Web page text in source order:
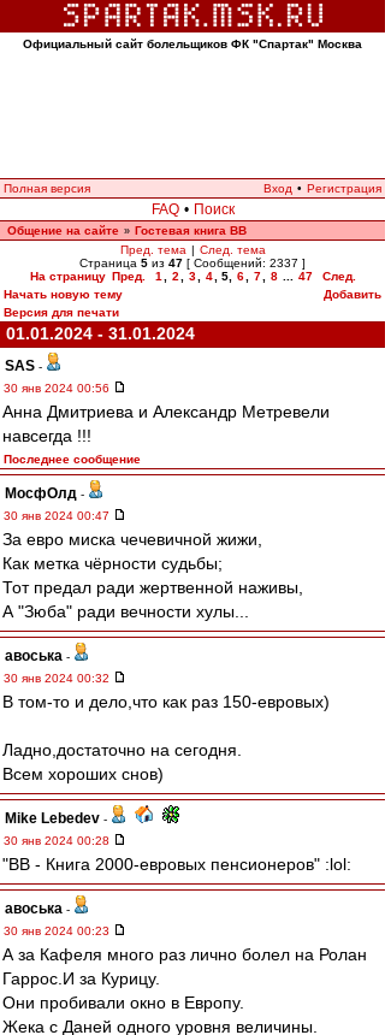
Официальный сайт болельщиков ФК "Спартак" Москва
Полная версия Вход • Регистрация
FAQ • Поиск
Общение на сайте » Гостевая книга ВВ
Пред. тема | След. тема
Страница 5 из 47 [ Сообщений: 2337 ]
На страницу Пред. 1 2 3 4 5, 6 7 8 47
След.
Начать новую тему
Добавить
Версия для печати
01.01.2024 - 31.01.2024
SAS -
30 янв 2024 00:56
Анна Дмитриева и Александр Метревели
навсегда !!!
Последнее сообщение
МосфОлд -
30 янв 2024 00:47
За евро миска чечевичной жижи,
Как метка чёрности судьбы;
Тот предал ради жертвенной наживы,
А "Зюба" ради вечности хулы...
авоська -
30 янв 2024 00:32
В том-то и дело,что как раз 150-евровых)
Ладно,достаточно на сегодня.
Всем хороших снов)
Mike Lebedev -
30 янв 2024 00:28
"ВВ - Книга 2000-евровых пенсионеров" :lol:
авоська -
30 янв 2024 00:23
А за Кафеля много раз лично болел на Ролан
Гаррос.И за Курицу.
Они пробивали окно в Европу.
Жека с Даней одного уровня величины.